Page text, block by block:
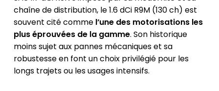
chaîne de distribution, le 1.6 dCi R9M (130 ch) est
souvent cité comme l’une des motorisations les
plus éprouvées de la gamme. Son historique
moins sujet aux pannes mécaniques et sa
robustesse en font un choix privilégié pour les
longs trajets ou les usages intensifs.